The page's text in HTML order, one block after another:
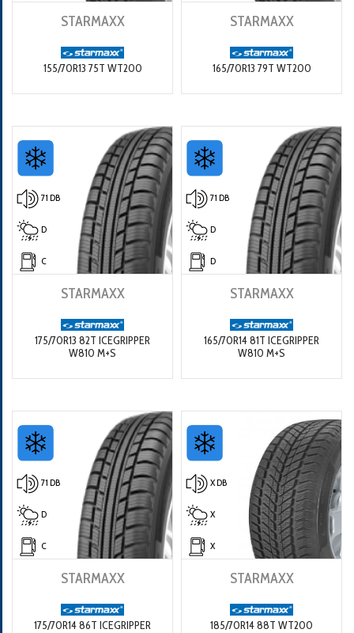
STARMAXX
155/70R13 75T WT200
STARMAXX
165/70R13 79T WT200
71 DB
D
C
STARMAXX
175/70R13 82T ICEGRIPPER
W810 M+S
71 DB
D
D
STARMAXX
165/70R14 81T ICEGRIPPER
W810 M+S
71 DB
D
C
STARMAXX
175/70R14 86T ICEGRIPPER
X DB
X
X
STARMAXX
185/70R14 88T WT200